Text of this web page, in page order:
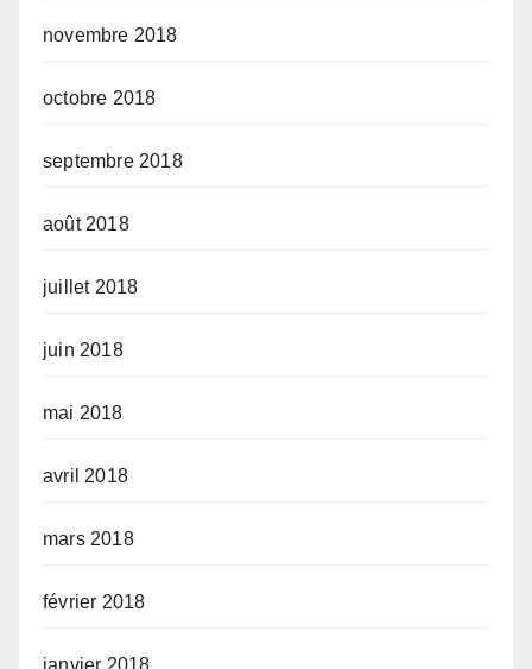
novembre 2018
octobre 2018
septembre 2018
août 2018
juillet 2018
juin 2018
mai 2018
avril 2018
mars 2018
février 2018